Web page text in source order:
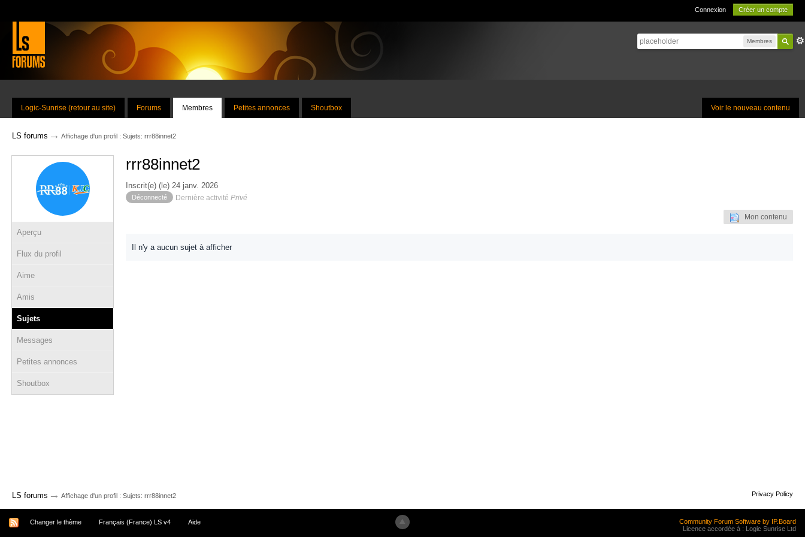
Connexion Créer un compte
Membres
Voir le nouveau contenu
Logic-Sunrise (retour au site) Forums Membres Petites annonces Shoutbox
LS forums → Affichage d'un profil : Sujets: rrr88innet2
Aperçu
Flux du profil
Aime
Amis
Sujets
Messages
Petites annonces
Shoutbox
rrr88innet2
Inscrit(e) (le) 24 janv. 2026
Déconnecté Dernière activité Privé
Mon contenu
Il n'y a aucun sujet à afficher
LS forums → Affichage d'un profil : Sujets: rrr88innet2 Privacy Policy
Changer le thème Français (France) LS v4 Aide
Community Forum Software by IP.Board
Licence accordée à : Logic Sunrise Ltd